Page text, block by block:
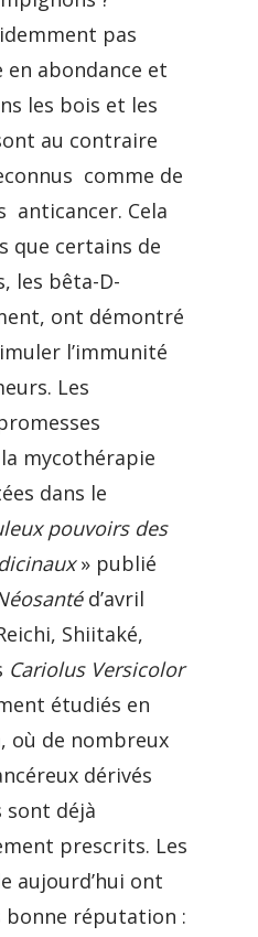
pas
en abondance et
les bois et les
au contraire
comme de
anticancer. Cela
que certains de
les bêta-D-
ont démontré
l’immunité
Les
mycothérapie
dans le
pouvoirs des
» publié
d’avril
Shiitaké,
Cariolus Versicolor
étudiés en
où de nombreux
dérivés
sont déjà
prescrits. Les
aujourd’hui ont
réputation :